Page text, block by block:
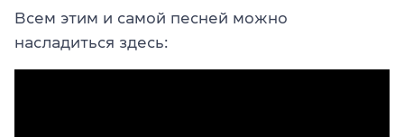
Всем этим и самой песней можно
насладиться здесь: